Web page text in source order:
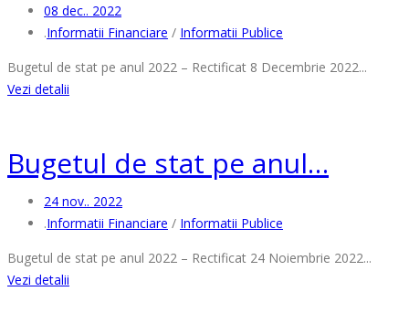
08 dec.. 2022
.Informatii Financiare / Informatii Publice
Bugetul de stat pe anul 2022 – Rectificat 8 Decembrie 2022...
Vezi detalii
Bugetul de stat pe anul…
24 nov.. 2022
.Informatii Financiare / Informatii Publice
Bugetul de stat pe anul 2022 – Rectificat 24 Noiembrie 2022...
Vezi detalii